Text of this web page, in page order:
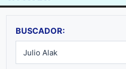
BUSCADOR: